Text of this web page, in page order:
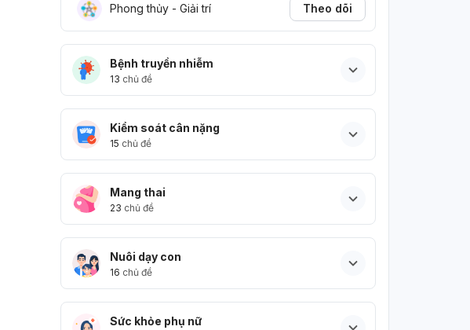
Phong thủy - Giải trí
Theo dõi
Bệnh truyền nhiễm
13 chủ đề
Kiểm soát cân nặng
15 chủ đề
Mang thai
23 chủ đề
Nuôi dạy con
16 chủ đề
Sức khỏe phụ nữ